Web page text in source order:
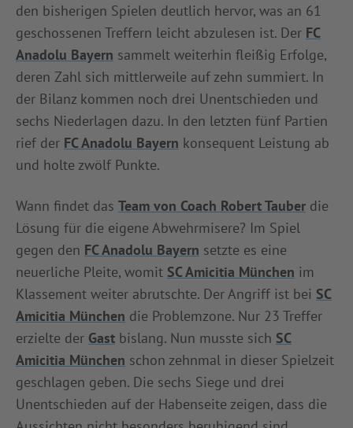
den bisherigen Spielen deutlich hervor, was an 61
geschossenen Treffern leicht abzulesen ist. Der FC
Anadolu Bayern sammelt weiterhin fleißig Erfolge,
deren Zahl sich mittlerweile auf zehn summiert. In
der Bilanz kommen noch drei Unentschieden und
sechs Niederlagen dazu. In den letzten fünf Partien
rief der FC Anadolu Bayern konsequent Leistung ab
und holte zwölf Punkte.
Wann findet das Team von Coach Robert Tauber die
Lösung für die eigene Abwehrmisere? Im Spiel
gegen den FC Anadolu Bayern setzte es eine
neuerliche Pleite, womit SC Amicitia München im
Klassement weiter abrutschte. Der Angriff ist bei SC
Amicitia München die Problemzone. Nur 23 Treffer
erzielte der Gast bislang. Nun musste sich SC
Amicitia München schon zehnmal in dieser Spielzeit
geschlagen geben. Die sechs Siege und drei
Unentschieden auf der Habenseite zeigen, dass die